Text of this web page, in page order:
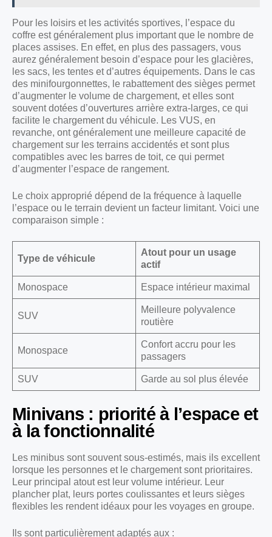
Pour les loisirs et les activités sportives, l’espace du
coffre est généralement plus important que le nombre de
places assises. En effet, en plus des passagers, vous
aurez généralement besoin d’espace pour les glacières,
les sacs, les tentes et d’autres équipements. Dans le cas
des minifourgonnettes, le rabattement des sièges permet
d’augmenter le volume de chargement, et elles sont
souvent dotées d’ouvertures arrière extra-larges, ce qui
facilite le chargement du véhicule. Les VUS, en
revanche, ont généralement une meilleure capacité de
chargement sur les terrains accidentés et sont plus
compatibles avec les barres de toit, ce qui permet
d’augmenter l’espace de rangement.
Le choix approprié dépend de la fréquence à laquelle
l’espace ou le terrain devient un facteur limitant. Voici une
comparaison simple :
Type de véhicule
Atout pour un usage
actif
Monospace Espace intérieur maximal
SUV
Meilleure polyvalence
routière
Monospace
Confort accru pour les
passagers
SUV Garde au sol plus élevée
Minivans : priorité à l’espace et
à la fonctionnalité
Les minibus sont souvent sous-estimés, mais ils excellent
lorsque les personnes et le chargement sont prioritaires.
Leur principal atout est leur volume intérieur. Leur
plancher plat, leurs portes coulissantes et leurs sièges
flexibles les rendent idéaux pour les voyages en groupe.
Ils sont particulièrement adaptés aux :